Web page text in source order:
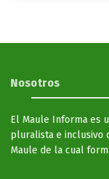
Nosotros
El Maule Informa es
pluralista e inclusivo
Maule de la cual